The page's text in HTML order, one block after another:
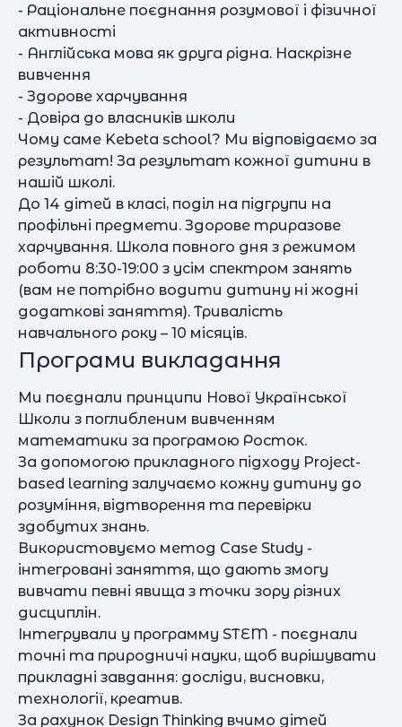
- Раціональне поєднання розумової і фізичної
активності
- Англійська мова як друга рідна. Наскрізне
вивчення
- Здорове харчування
- Довіра до власників школи
Чому саме Kebeta school? Ми відповідаємо за
результат! За результат кожної дитини в
нашій школі.
До 14 дітей в класі, поділ на підгрупи на
профільні предмети. Здорове триразове
харчування. Школа повного дня з режимом
роботи 8:30-19:00 з усім спектром занять
(вам не потрібно водити дитину ні жодні
додаткові заняття). Тривалість
навчального року – 10 місяців.
Програми викладання
Ми поєднали принципи Нової Української
Школи з поглибленим вивченням
математики за програмою Росток.
За допомогою прикладного підходу Project-
based learning залучаємо кожну дитину до
розуміння, відтворення та перевірки
здобутих знань.
Використовуємо метод Case Study -
інтегровані заняття, що дають змогу
вивчати певні явища з точки зору різних
дисциплін.
Інтегрували у программу STEM - поєднали
точні та природничі науки, щоб вирішувати
прикладні завдання: досліди, висновки,
технології, креатив.
За рахунок Design Thinking вчимо дітей